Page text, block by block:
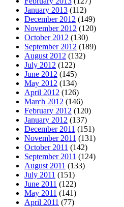
January 2013 (112)
December 2012 (149)
November 2012 (120)
October 2012 (130)
September 2012 (189)
August 2012 (132)
July 2012 (122)
June 2012 (145)
May 2012 (134)
April 2012 (126)
March 2012 (146)
February 2012 (120)
January 2012 (137)
December 2011 (151)
November 2011 (131)
October 2011 (142)
September 2011 (124)
August 2011 (133)
July 2011 (151)
June 2011 (122)
May 2011 (141)
April 2011 (77)